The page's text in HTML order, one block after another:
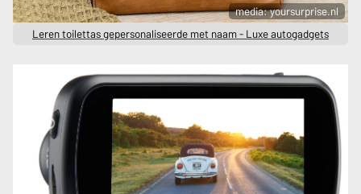
media: yoursurprise.nl
Leren toilettas gepersonaliseerde met naam - Luxe autogadgets